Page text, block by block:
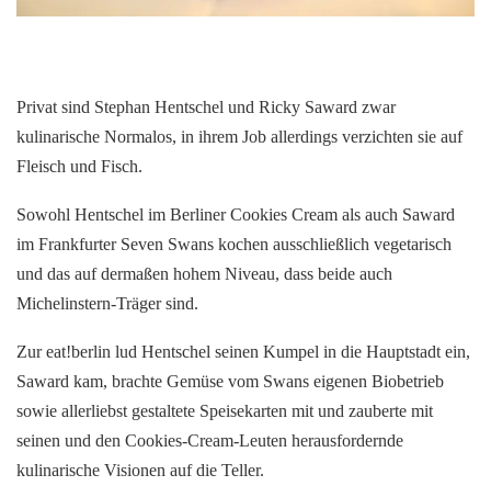
Privat sind Stephan Hentschel und Ricky Saward zwar
kulinarische Normalos, in ihrem Job allerdings verzichten sie auf
Fleisch und Fisch.
Sowohl Hentschel im Berliner Cookies Cream als auch Saward
im Frankfurter Seven Swans kochen ausschließlich vegetarisch
und das auf dermaßen hohem Niveau, dass beide auch
Michelinstern-Träger sind.
Zur eat!berlin lud Hentschel seinen Kumpel in die Hauptstadt ein,
Saward kam, brachte Gemüse vom Swans eigenen Biobetrieb
sowie allerliebst gestaltete Speisekarten mit und zauberte mit
seinen und den Cookies-Cream-Leuten herausfordernde
kulinarische Visionen auf die Teller.